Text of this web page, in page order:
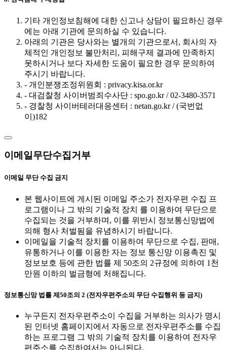
기타 개인정보침해에 대한 신고나 상담이 필요하신 경우
에는 아래 기관에 문의하실 수 있습니다.
아래의 기관은 당사와는 별개의 기관으로서, 회사의 자
체적인 개인정보 불만처리, 피해구제 결과에 만족하지
못하시거나 보다 자세한 도움이 필요한 경우 문의하여
주시기 바랍니다.
- 개인분쟁조정위원회 : privacy.kisa.or.kr
- 대검찰청 사이버범죄수사단 : spo.go.kr / 02-3480-3571
- 경찰청 사이버테러대응센터 : netan.go.kr / (국번없
이)182
이메일무단수집거부
이메일 무단 수집 금지
본 웹사이트에 게시된 이메일 주소가 전자우편 수집 프
로그램이나 그 밖의 기술적 장치 를 이용하여 무단으로
수집되는 것을 거부하며, 이를 위반시 정보통신망법에
의해 형사 처벌됨을 유념하시기 바랍니다.
이메일을 기술적 장치를 이용하여 무단으로 수집, 판매,
유통하거나 이를 이용한 자는 정보 통신망 이용촉진 및
정보보호 등에 관한 법률 제 50조의 2규정에 의하여 1천
만원 이하의 벌금형에 처해집니다.
정보통신망 법률 제50조의 2 (전자우편주소의 무단 수집행위 등 금지)
누구든지 전자우편주소이 수집을 거부하는 의사가 명시
된 인터넷 홈페이지에서 자동으로 전자우편주소를 수집
하는 프로그램 그 밖의 기술적 장치를 이용하여 전자우
편주소를 수집하여서는 아니된다.